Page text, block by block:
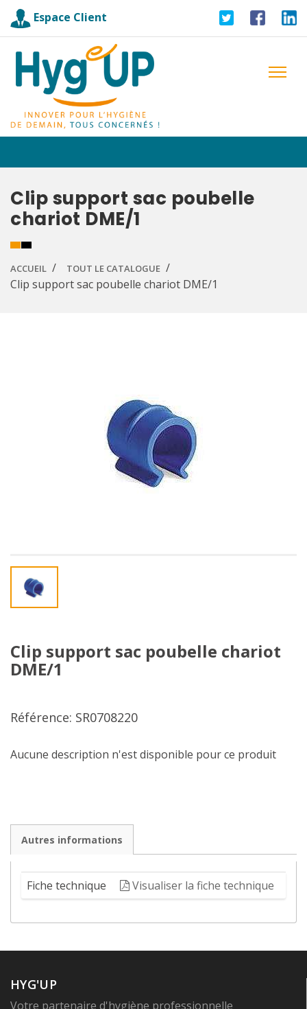
Espace Client
Clip support sac poubelle
chariot DME/1
ACCUEIL TOUT LE CATALOGUE
Clip support sac poubelle chariot DME/1
Clip support sac poubelle chariot
DME/1
Référence: SR0708220
Aucune description n'est disponible pour ce produit
Autres informations
Fiche technique Visualiser la fiche technique
HYG'UP
Votre partenaire d'hygiène professionnelle